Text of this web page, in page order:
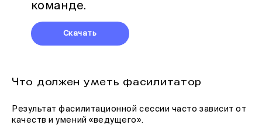
команде.
Скачать
Что должен уметь фасилитатор
Результат фасилитационной сессии часто зависит от
качеств и умений «ведущего».